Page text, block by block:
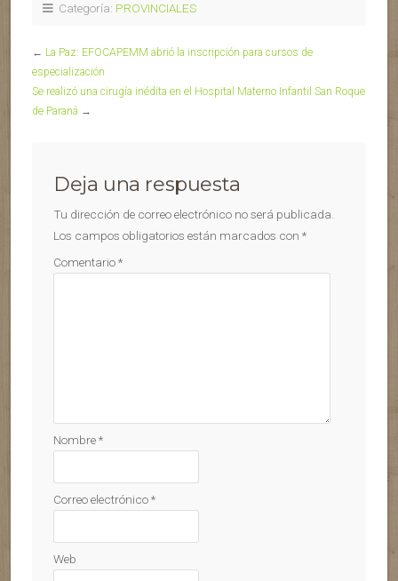
Categoría: PROVINCIALES
← La Paz: EFOCAPEMM abrió la inscripción para cursos de
especialización
Se realizó una cirugía inédita en el Hospital Materno Infantil San Roque
de Paraná →
Deja una respuesta
Tu dirección de correo electrónico no será publicada.
Los campos obligatorios están marcados con *
Comentario*
Nombre*
Correo electrónico*
Web